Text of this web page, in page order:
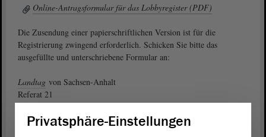
Online-Antragsformular für das Lobbyregister (PDF)
Die Zusendung einer papierschriftlichen Version ist für die
Registrierung zwingend erforderlich. Schicken Sie bitte das
ausgefüllte und unterschriebene Formular an:
Landtag von Sachsen-Anhalt
Referat 21
Domplatz 6–9
39104 Magdeburg
Privatsphäre-Einstellungen